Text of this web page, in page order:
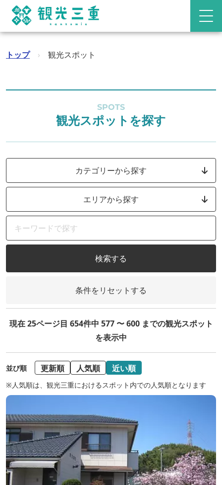
トップ › 観光スポット
SPOTS
観光スポットを探す
カテゴリーから探す
エリアから探す
検索する
条件をリセットする
現在 25ページ目 654件中 577 〜 600 までの観光スポット
を表示中
並び順 更新順 人気順 近い順
※人気順は、観光三重におけるスポット内での人気順となります